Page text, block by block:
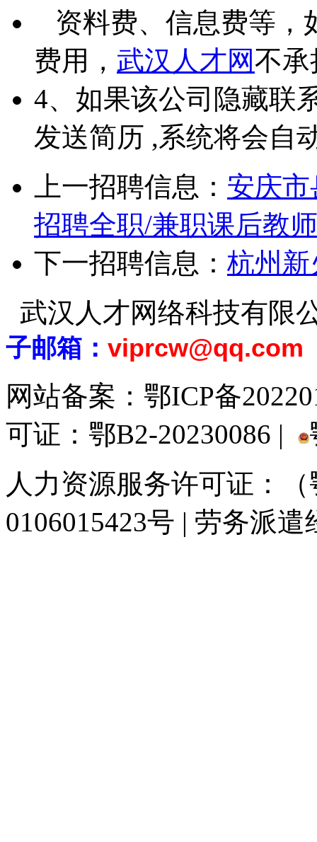
资料费、信息费等，
费用， 武汉人才网不承
4、如果该公司隐藏联
发送简历 ,系统将会自
上一招聘信息： 安庆
招聘全职/兼职课后教师
下一招聘信息： 杭州
武汉人才网络科技有限
子邮箱： viprcw@qq.com
网站备案： 鄂ICP备
可证：鄂B2-20230086 |
人力资源服务许可证：
0106015423号 | 劳务派